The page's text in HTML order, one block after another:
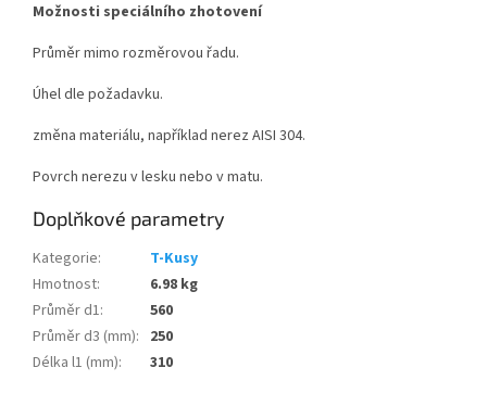
Možnosti speciálního zhotovení
Průměr mimo rozměrovou řadu.
Úhel dle požadavku.
změna materiálu, například nerez AISI 304.
Povrch nerezu v lesku nebo v matu.
Doplňkové parametry
Kategorie:
T-Kusy
Hmotnost:
6.98 kg
Průměr d1:
560
Průměr d3 (mm): 250
Délka l1 (mm): 310